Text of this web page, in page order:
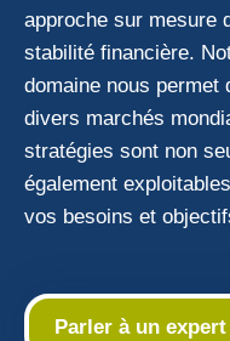
approche sur mesure
stabilité financière.
domaine nous permet
divers marchés
stratégies sont non
également
vos besoins et
Parler à un expert